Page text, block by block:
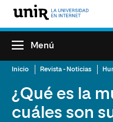
Menú
Inicio Revista - Noticias
¿Qué es la
cuáles son